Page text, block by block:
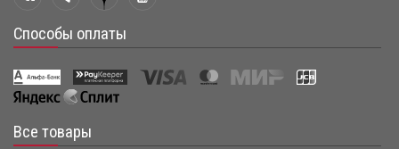
Способы оплаты
Все товары